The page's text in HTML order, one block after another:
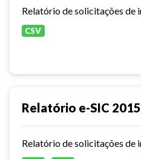
CSV
Relatório e-SIC 2015